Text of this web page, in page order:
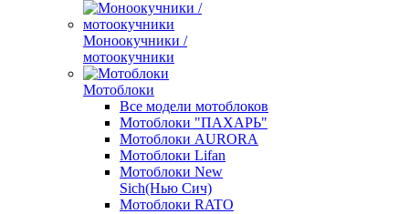
Моноокучники /
мотоокучники
Мотоблоки
Все модели мотоблоков
Мотоблоки "ПАХАРЬ"
Мотоблоки AURORA
Мотоблоки Lifan
Мотоблоки New
Sich(Нью Сич)
Мотоблоки RATO